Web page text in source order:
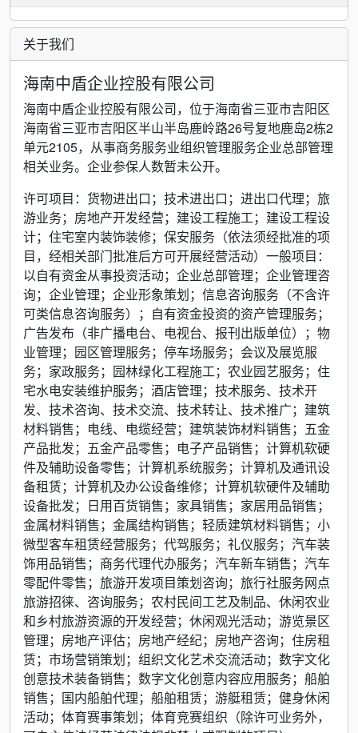
关于我们
海南中盾企业控股有限公司
海南中盾企业控股有限公司，位于海南省三亚市吉阳区
海南省三亚市吉阳区半山半岛鹿岭路26号复地鹿岛2栋2
单元2105，从事商务服务业组织管理服务企业总部管理
相关业务。企业参保人数暂未公开。
许可项目：货物进出口；技术进出口；进出口代理；旅
游业务；房地产开发经营；建设工程施工；建设工程设
计；住宅室内装饰装修；保安服务（依法须经批准的项
目，经相关部门批准后方可开展经营活动）一般项目：
以自有资金从事投资活动；企业总部管理；企业管理咨
询；企业管理；企业形象策划；信息咨询服务（不含许
可类信息咨询服务）；自有资金投资的资产管理服务；
广告发布（非广播电台、电视台、报刊出版单位）；物
业管理；园区管理服务；停车场服务；会议及展览服
务；家政服务；园林绿化工程施工；农业园艺服务；住
宅水电安装维护服务；酒店管理；技术服务、技术开
发、技术咨询、技术交流、技术转让、技术推广；建筑
材料销售；电线、电缆经营；建筑装饰材料销售；五金
产品批发；五金产品零售；电子产品销售；计算机软硬
件及辅助设备零售；计算机系统服务；计算机及通讯设
备租赁；计算机及办公设备维修；计算机软硬件及辅助
设备批发；日用百货销售；家具销售；家居用品销售；
金属材料销售；金属结构销售；轻质建筑材料销售；小
微型客车租赁经营服务；代驾服务；礼仪服务；汽车装
饰用品销售；商务代理代办服务；汽车新车销售；汽车
零配件零售；旅游开发项目策划咨询；旅行社服务网点
旅游招徕、咨询服务；农村民间工艺及制品、休闲农业
和乡村旅游资源的开发经营；休闲观光活动；游览景区
管理；房地产评估；房地产经纪；房地产咨询；住房租
赁；市场营销策划；组织文化艺术交流活动；数字文化
创意技术装备销售；数字文化创意内容应用服务；船舶
销售；国内船舶代理；船舶租赁；游艇租赁；健身休闲
活动；体育赛事策划；体育竞赛组织（除许可业务外，